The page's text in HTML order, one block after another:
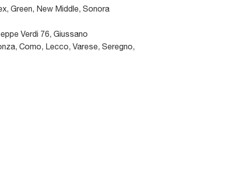
Green, New Middle, Sonora
Verdi 76, Giussano
Como, Lecco, Varese, Seregno,